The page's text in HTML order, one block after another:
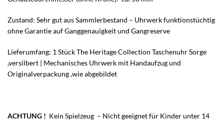
Zustand: Sehr gut aus Sammlerbestand – Uhrwerk funktionstüchtig
ohne Garantie auf Ganggenauigkeit und Gangreserve
Lieferumfang: 1 Stück The Heritage Collection Taschenuhr Sorge
,versilbert | Mechanisches Uhrwerk mit Handaufzug und
Originalverpackung ,wie abgebildet
ACHTUNG ! Kein Spielzeug – Nicht geeignet für Kinder unter 14